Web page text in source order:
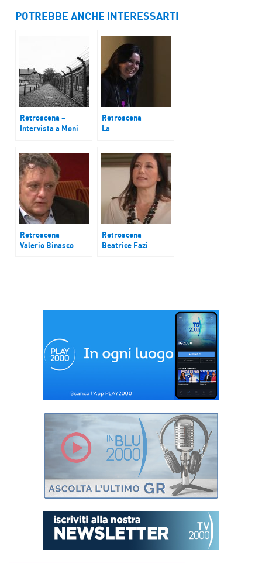
POTREBBE ANCHE INTERESSARTI
Retroscena –
Intervista a Moni
Retroscena
La
Retroscena
Valerio Binasco
Retroscena
Beatrice Fazi